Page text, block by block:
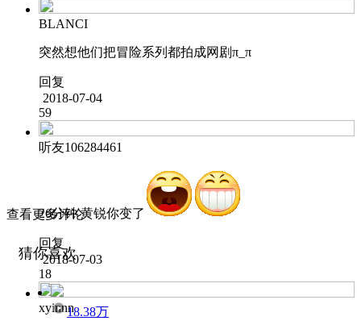
BLANCI
突然想他们把冒险系列都拍成网剧π_π
回复
2018-07-04
59
听友106284461
26分钟 黄锐你变了
回复
2018-07-03
18
xyinnn
查看更多评论
猜你喜欢
18.38万